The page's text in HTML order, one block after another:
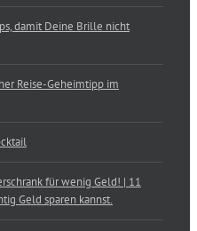
damit Deine Brille nicht
Reise-Geheimtipp im
für wenig Geld! | 11
Geld sparen kannst.